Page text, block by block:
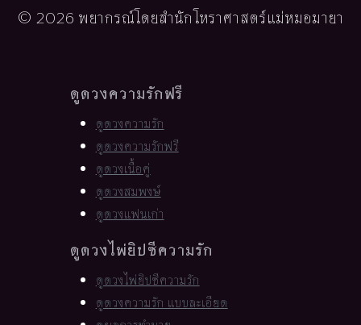
© 2026 พยากรณ์โดยสำนักโหราศาสตร์แม่หมอมายา
ดูดวงความรักฟรี
ดูดวงความรัก
ดูดวงความรักฟรี
ดูดวงเนื้อคู่
ดูดวงสมพงษ์
ดูดวงแฟนเก่า
ดูดวงไพ่ยิปซีความรัก
ดูดวงไพ่ยิปซีความรัก
ดูดวงความรัก แบบละเอียด